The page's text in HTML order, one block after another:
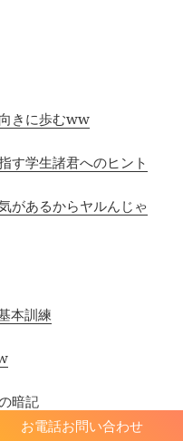
お電話お問い合わせ
きに歩むww
す学生諸君へのヒント
があるからヤルんじゃ
本訓練
暗記